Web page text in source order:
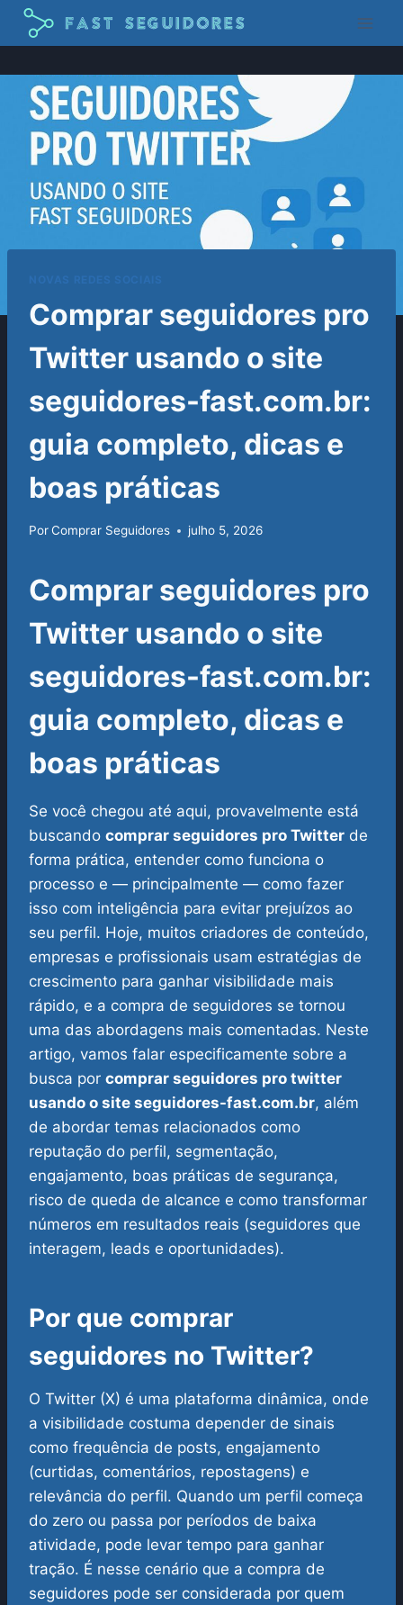
Pular
para
Conteúdo
Comprar seguidores pro
Twitter usando o site
seguidores-fast.com.br:
guia completo, dicas e
boas práticas
PorComprar Seguidores julho 5, 2026
Comprar seguidores pro
Twitter usando o site
seguidores-fast.com.br:
guia completo, dicas e
boas práticas
Se você chegou até aqui, provavelmente está
buscando comprar seguidores pro Twitter de
forma prática, entender como funciona o
processo e — principalmente — como fazer
isso com inteligência para evitar prejuízos ao
seu perfil. Hoje, muitos criadores de conteúdo,
empresas e profissionais usam estratégias de
crescimento para ganhar visibilidade mais
rápido, e a compra de seguidores se tornou
uma das abordagens mais comentadas. Neste
artigo, vamos falar especificamente sobre a
busca por comprar seguidores pro twitter
usando o site seguidores-fast.com.br, além
de abordar temas relacionados como
reputação do perfil, segmentação,
engajamento, boas práticas de segurança,
risco de queda de alcance e como transformar
números em resultados reais (seguidores que
interagem, leads e oportunidades).
Por que comprar
seguidores no Twitter?
O Twitter (X) é uma plataforma dinâmica, onde
a visibilidade costuma depender de sinais
como frequência de posts, engajamento
(curtidas, comentários, repostagens) e
relevância do perfil. Quando um perfil começa
do zero ou passa por períodos de baixa
atividade, pode levar tempo para ganhar
tração. É nesse cenário que a compra de
seguidores pode ser considerada por quem